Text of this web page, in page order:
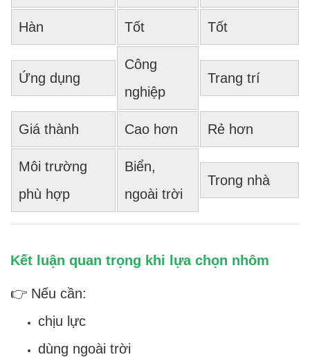
Hàn Tốt Tốt
Ứng dụng
Công
nghiệp
Trang trí
Giá thành Cao hơn Rẻ hơn
Môi trường
phù hợp
Biển,
ngoài trời
Trong nhà
Kết luận quan trọng khi lựa chọn nhôm
👉 Nếu cần:
chịu lực
dùng ngoài trời